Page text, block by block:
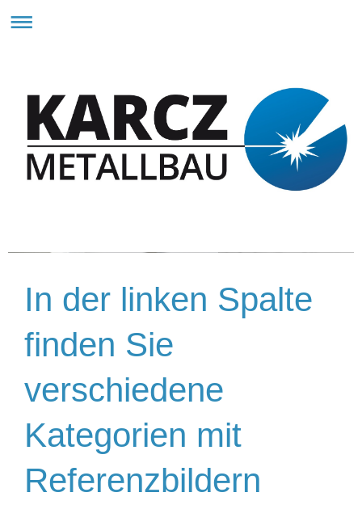
In der linken Spalte
finden Sie
verschiedene
Kategorien mit
Referenzbildern